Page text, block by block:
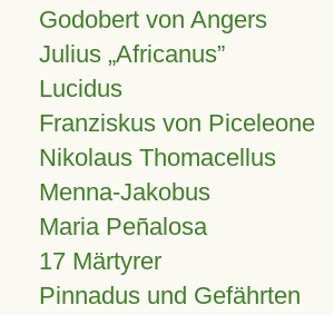
Godobert von Angers
Julius Africanus
Lucidus
Franziskus von Piceleone
Nikolaus Thomacellus
Menna-Jakobus
Maria Peñalosa
17 Märtyrer
Pinnadus und Gefährten